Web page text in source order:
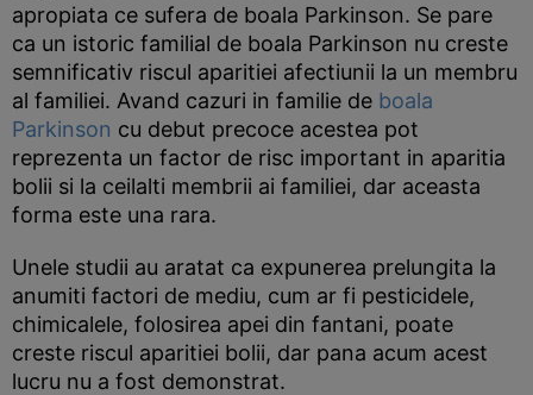
apropiata ce sufera de boala Parkinson. Se pare
ca un istoric familial de boala Parkinson nu creste
semnificativ riscul aparitiei afectiunii la un membru
al familiei. Avand cazuri in familie de boala
Parkinson cu debut precoce acestea pot
reprezenta un factor de risc important in aparitia
bolii si la ceilalti membrii ai familiei, dar aceasta
forma este una rara.
Unele studii au aratat ca expunerea prelungita la
anumiti factori de mediu, cum ar fi pesticidele,
chimicalele, folosirea apei din fantani, poate
creste riscul aparitiei bolii, dar pana acum acest
lucru nu a fost demonstrat.